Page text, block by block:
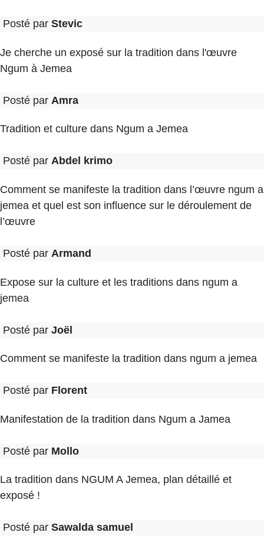
Posté par Stevic
Je cherche un exposé sur la tradition dans l'œuvre
Ngum à Jemea
Posté par Amra
Tradition et culture dans Ngum a Jemea
Posté par Abdel krimo
Comment se manifeste la tradition dans l’œuvre ngum a
jemea et quel est son influence sur le déroulement de
l’œuvre
Posté par Armand
Expose sur la culture et les traditions dans ngum a
jemea
Posté par Joël
Comment se manifeste la tradition dans ngum a jemea
Posté par Florent
Manifestation de la tradition dans Ngum a Jamea
Posté par Mollo
La tradition dans NGUM A Jemea, plan détaillé et
exposé !
Posté par Sawalda samuel